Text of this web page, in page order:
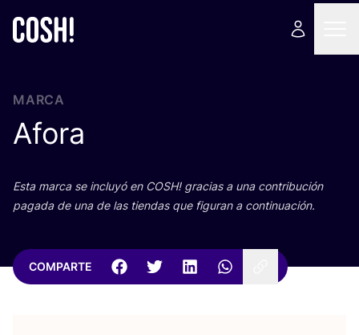
MARCA
Afora
Esta mar­ca se inclu­yó en COSH! gra­cias a una con­tri­bu­ción
paga­da de una de las tien­das que figu­ran a continuación.
COMPARTE